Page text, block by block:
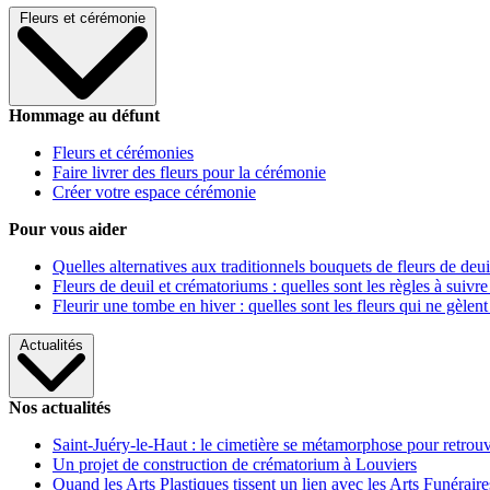
Fleurs et cérémonie
Hommage au défunt
Fleurs et cérémonies
Faire livrer des fleurs pour la cérémonie
Créer votre espace cérémonie
Pour vous aider
Quelles alternatives aux traditionnels bouquets de fleurs de
Fleurs de deuil et crématoriums : quelles sont les règles à
Fleurir une tombe en hiver : quelles sont les fleurs qui ne gèlent
Actualités
Nos actualités
Saint-Juéry-le-Haut : le cimetière se métamorphose pour
Un projet de construction de crématorium à Louviers
Quand les Arts Plastiques tissent un lien avec les Arts